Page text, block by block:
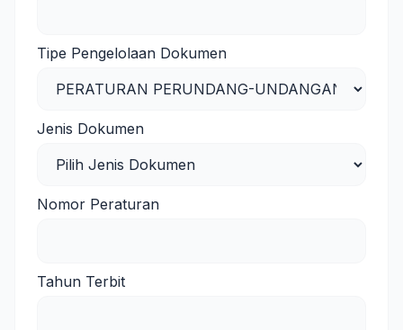
Tipe Pengelolaan Dokumen
Jenis Dokumen
Nomor Peraturan
Tahun Terbit